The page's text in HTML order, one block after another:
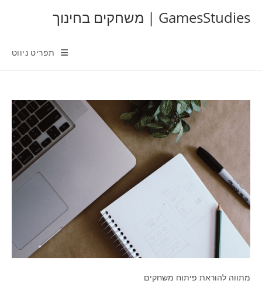
GamesStudies | משחקים בחינוך
תפריט ניווט
מתווה להוראת פיתוח משחקים